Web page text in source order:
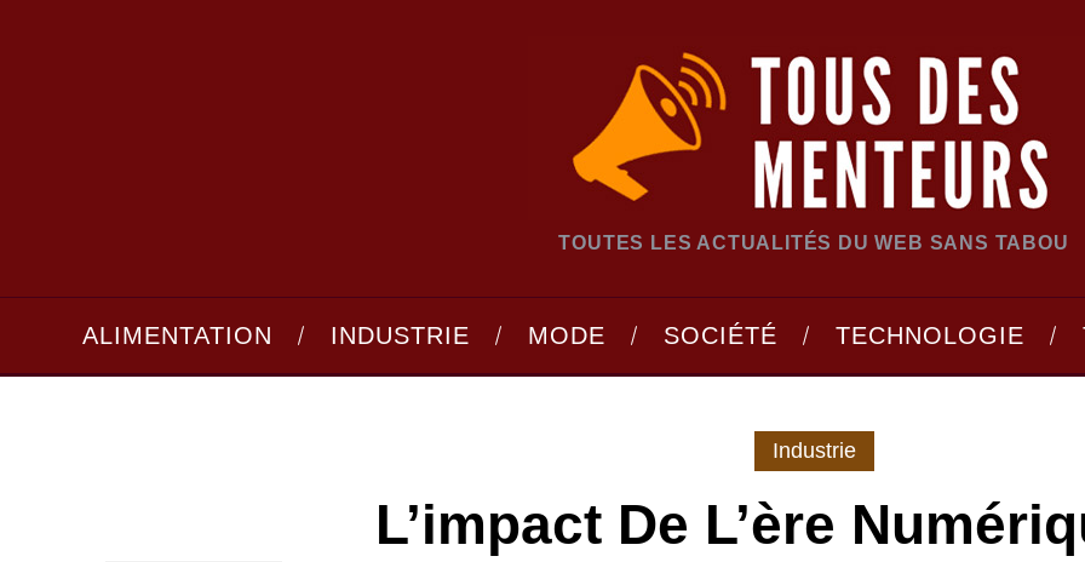
TOUTES LES ACTUALITÉS DU WEB SANS TABOU
ALIMENTATION INDUSTRIE MODE SOCIÉTÉ TECHNOLOGIE
Industrie
L’impact De L’ère